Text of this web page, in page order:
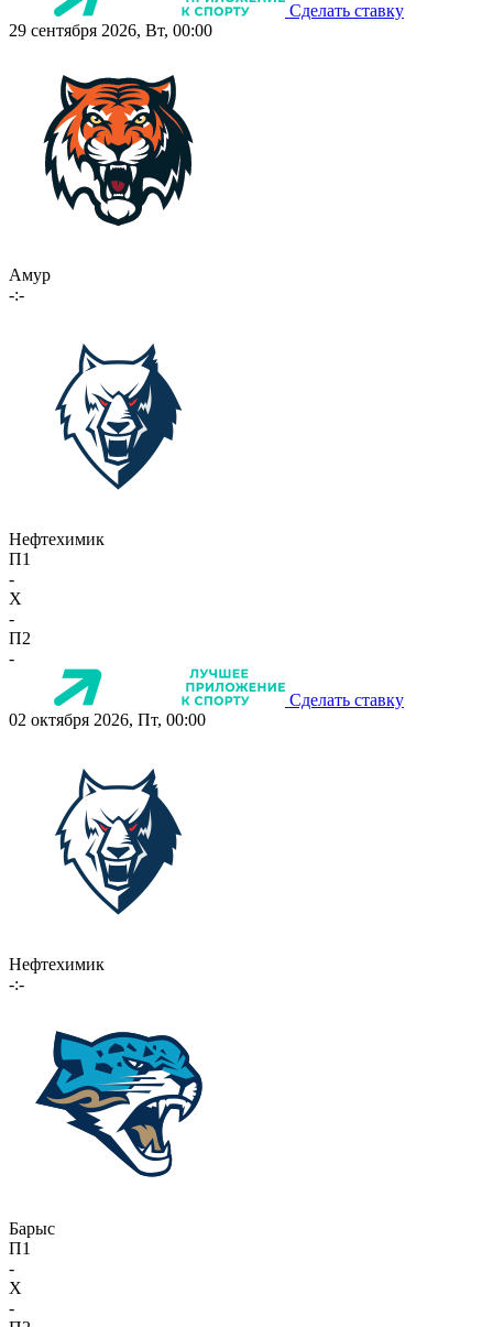
Сделать ставку
29 сентября 2026, Вт, 00:00
Амур
-:-
Нефтехимик
П1
-
X
-
П2
-
Сделать ставку
02 октября 2026, Пт, 00:00
Нефтехимик
-:-
Барыс
П1
-
X
-